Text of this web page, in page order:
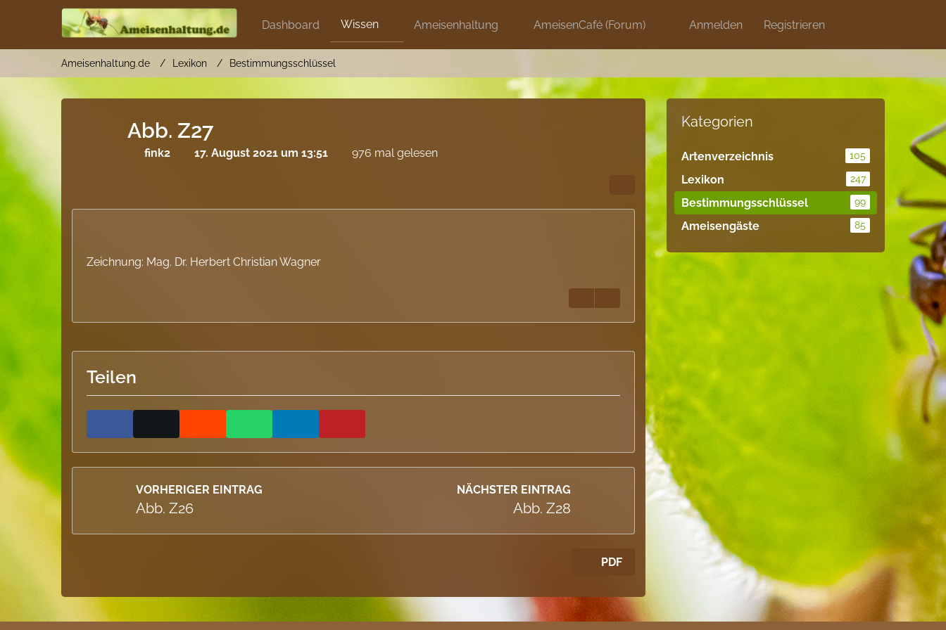
Anmelden Registrieren
Dashboard Wissen Ameisenhaltung AmeisenCafé (Forum) Discord Artikel Blog
Ameisenhaltung.de Lexikon Bestimmungsschlüssel
Abb. Z27
fink2 17. August 2021 um 13:51 976 mal gelesen
Zeichnung: Mag. Dr. Herbert Christian Wagner
Teilen
VORHERIGER EINTRAG
Abb. Z26
NÄCHSTER EINTRAG
Abb. Z28
PDF
Kategorien
Artenverzeichnis 105
Lexikon 247
Bestimmungsschlüssel 99
Ameisengäste 85